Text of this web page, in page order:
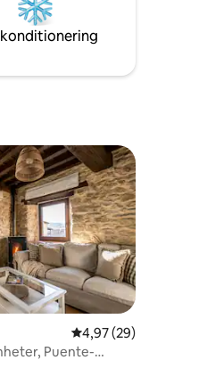
buller. Massage
omdömen
4,97 av 5 i
4,97 (29)
Puente-